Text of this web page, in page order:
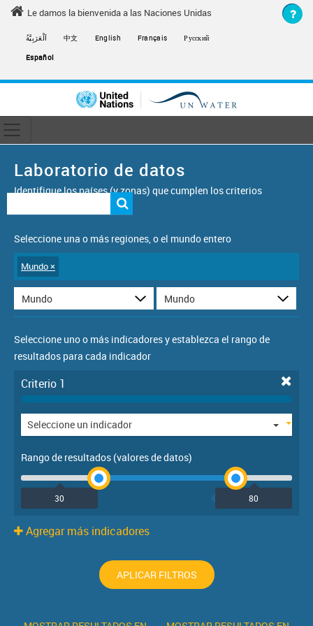
Skip to main content
Le damos la bienvenida a las Naciones Unidas
اَلْعَرَبِيَّةُ 中文 English Français
Русский
Español
Toggle navigation
navigation
Laboratorio de datos
Identifique los países (y zonas) que cumplen los criterios
Seleccione una o más regiones, o el mundo entero
Mundo×
Seleccione uno o más indicadores y establezca el rango de
resultados para cada indicador
Criterio 1
Seleccione un indicador
Rango de resultados (valores de datos)
Agregar más indicadores
APLICAR FILTROS